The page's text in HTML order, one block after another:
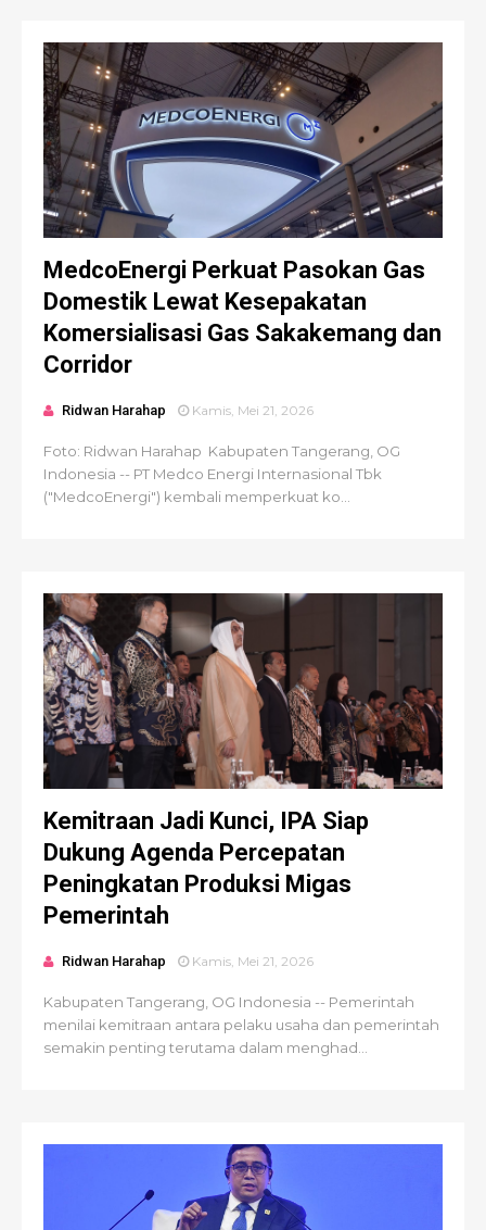
MedcoEnergi Perkuat Pasokan Gas
Domestik Lewat Kesepakatan
Komersialisasi Gas Sakakemang dan
Corridor
Ridwan Harahap Kamis, Mei 21, 2026
Foto: Ridwan Harahap Kabupaten Tangerang, OG
Indonesia -- PT Medco Energi Internasional Tbk
("MedcoEnergi") kembali memperkuat ko...
Kemitraan Jadi Kunci, IPA Siap
Dukung Agenda Percepatan
Peningkatan Produksi Migas
Pemerintah
Ridwan Harahap Kamis, Mei 21, 2026
Kabupaten Tangerang, OG Indonesia -- Pemerintah
menilai kemitraan antara pelaku usaha dan pemerintah
semakin penting terutama dalam menghad...